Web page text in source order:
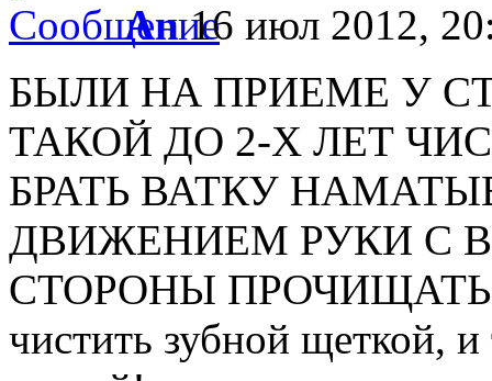
An16 июл 2012,
БЫЛИ НА ПРИЕМЕ У
ТАКОЙ ДО 2-Х ЛЕТ
БРАТЬ ВАТКУ
ДВИЖЕНИЕМ РУКИ С
СТОРОНЫ ПРОЧИЩАТЬ
чистить зубной щеткой,